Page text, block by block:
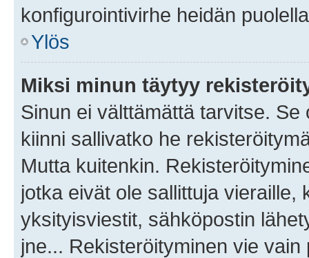
konfigurointivirhe heidän
Ylös
Miksi minun täytyy
Sinun ei välttämättä tarvitse.
kiinni sallivatko he
Mutta kuitenkin.
jotka eivät ole sallittuja vieraille,
yksityisviestit, sähköpostin
jne... Rekisteröityminen vie